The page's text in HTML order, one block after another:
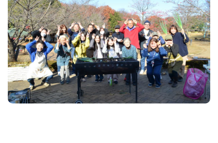
スポット
イベント
体験
特集記事
市長インタビュー
生産者インタビュー
アンバサダー
お役立ち情報
レシピ集